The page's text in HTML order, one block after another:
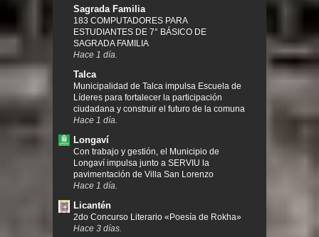
Sagrada Familia
183 COMPUTADORES PARA
ESTUDIANTES DE 7° BÁSICO DE
SAGRADA FAMILIA
Hace 1 día.
Talca
Municipalidad de Talca impulsa Escuela de
Líderes para fortalecer la participación
ciudadana y construir el futuro de la comuna
Hace 1 día.
Longaví
Con trabajo y gestión, el Municipio de
Longaví impulsa junto a SERVIU la
pavimentación de Villa San Lorenzo
Hace 1 día.
Licantén
2do Concurso Literario «Poesía de Rokha»
Hace 3 días.